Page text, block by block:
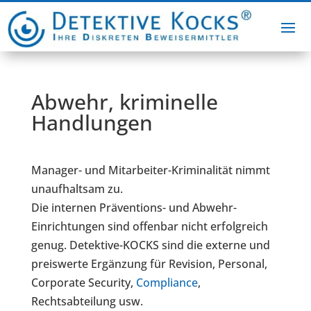
Abwehr, kriminelle
Handlungen
Manager- und Mitarbeiter-Kriminalität nimmt
unaufhaltsam zu.
Die internen Präventions- und Abwehr-
Einrichtungen sind offenbar nicht erfolgreich
genug. Detektive-KOCKS sind die externe und
preiswerte Ergänzung für Revision, Personal,
Corporate Security, Compliance,
Rechtsabteilung usw.